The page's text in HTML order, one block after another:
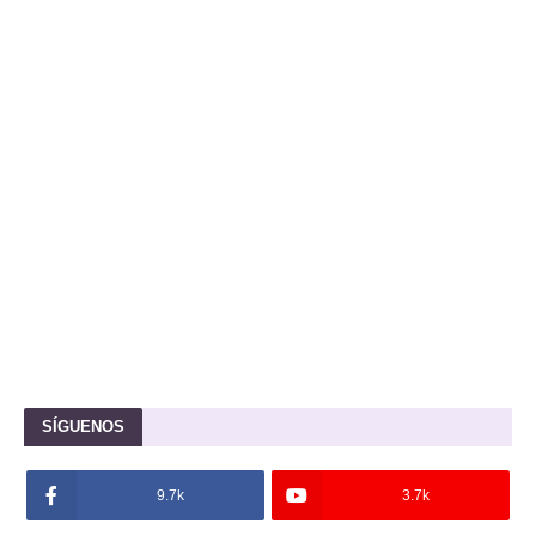
SÍGUENOS
9.7k 3.7k